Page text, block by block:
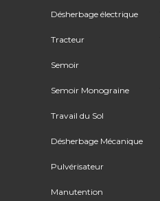
Désherbage électrique
Tracteur
Semoir
Semoir Monograine
Travail du Sol
Désherbage Mécanique
Pulvérisateur
Manutention